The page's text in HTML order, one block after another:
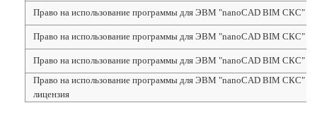
Право на использование программы для ЭВМ "nanoCAD BIM СКС"
Право на использование программы для ЭВМ "nanoCAD BIM СКС" 25
Право на использование программы для ЭВМ "nanoCAD BIM СКС"
Право на использование программы для ЭВМ "nanoCAD BIM СКС"
лицензия